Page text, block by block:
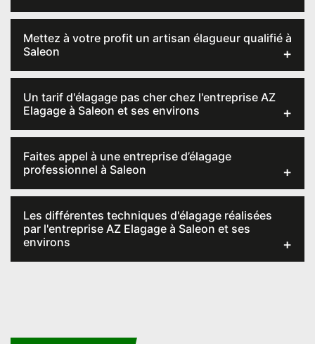
Mettez à votre profit un artisan élagueur qualifié à
Saleon
Un tarif d'élagage pas cher chez l'entreprise AZ
Elagage à Saleon et ses environs
Faites appel à une entreprise d’élagage
professionnel à Saleon
Les différentes techniques d'élagage réalisées
par l'entreprise AZ Elagage à Saleon et ses
environs